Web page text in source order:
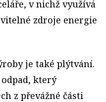
v nichž využívá
zdroje energie
je také plýtvání.
který
z převážné části